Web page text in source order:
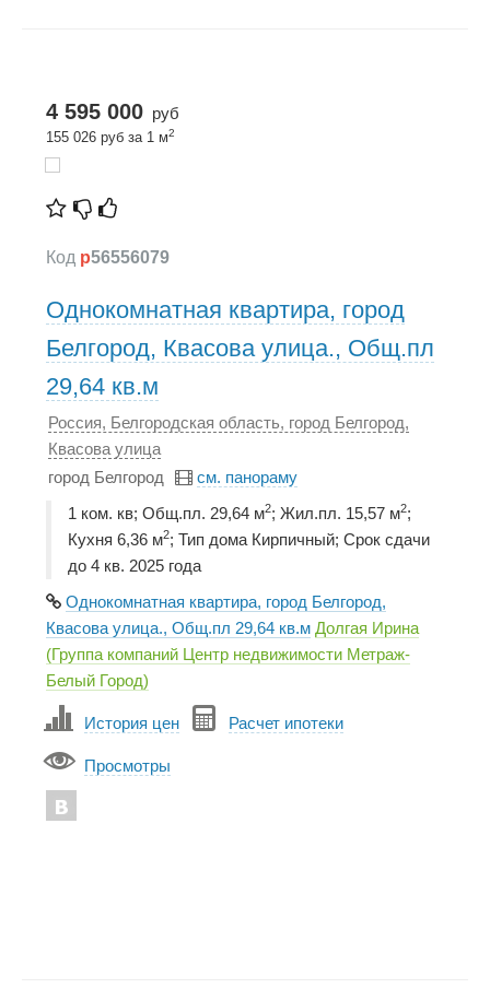
4 595 000 руб
155 026 руб за 1 м2
Код p56556079
Однокомнатная квартира, город
Белгород, Квасова улица., Общ.пл
29,64 кв.м
Россия, Белгородская область, город Белгород,
Квасова улица
город Белгород
см. панораму
1 ком. кв; Общ.пл. 29,64 м2; Жил.пл. 15,57 м2;
Кухня 6,36 м2; Тип дома Кирпичный; Срок сдачи
до 4 кв. 2025 года
Однокомнатная квартира, город Белгород,
Квасова улица., Общ.пл 29,64 кв.м Долгая Ирина
(Группа компаний Центр недвижимости Метраж-
Белый Город)
История цен Расчет ипотеки
Просмотры